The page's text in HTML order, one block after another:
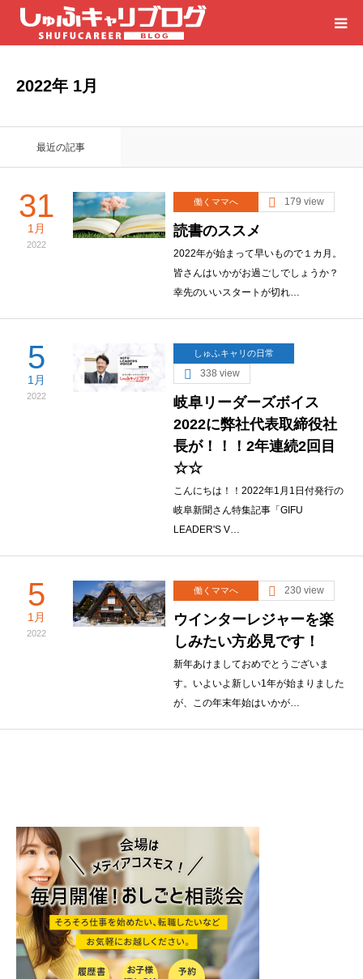
2022年 1月
最近の記事
31
1月
2022
働くママへ 179 view
読書のススメ
2022年が始まって早いもので１カ月。
皆さんはいかがお過ごしでしょうか？
幸先のいいスタートが切れ…
5
1月
2022
しゅふキャリの日常
338 view
岐阜リーダーズボイス
2022に弊社代表取締役社
長が！！！2年連続2回目
☆☆
こんにちは！！2022年1月1日付発行の
岐阜新聞さん特集記事「GIFU
LEADER'S V…
5
1月
2022
働くママへ 230 view
ウインターレジャーを楽
しみたい方必見です！
新年あけましておめでとうございま
す。いよいよ新しい1年が始まりました
が、この年末年始はいかが…
仕事探しのご相談・お問合せ